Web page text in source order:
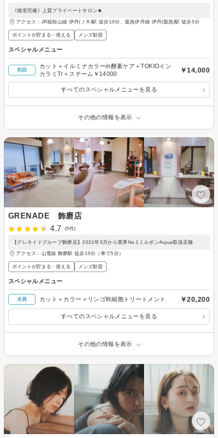
《個室完備》上質プライベートサロン★
アクセス：JR福知山線 伊丹(ＪＲ)駅 徒歩10分、阪急伊丹線 伊丹(阪急)駅 徒歩5分
ポイントが貯まる・使える メンズ歓迎
スペシャルメニュー
初回
カット＋イルミナカラーin酵素ケア＋TOKIOイン
カラミTr＋スチーム￥14000
￥14,000
すべてのスペシャルメニューを見る
その他の情報を表示
GRENADE 飾磨店
4.7
(5件)
【グレネイドグループ飾磨店】2021年3月から業界No.1ミルボンAujua取扱店舗
アクセス：山電線 飾磨駅 徒歩15分（車で5分）
ポイントが貯まる・使える メンズ歓迎
スペシャルメニュー
全員 カット＋カラー＋リンゴ幹細胞トリートメント ￥20,200
すべてのスペシャルメニューを見る
その他の情報を表示